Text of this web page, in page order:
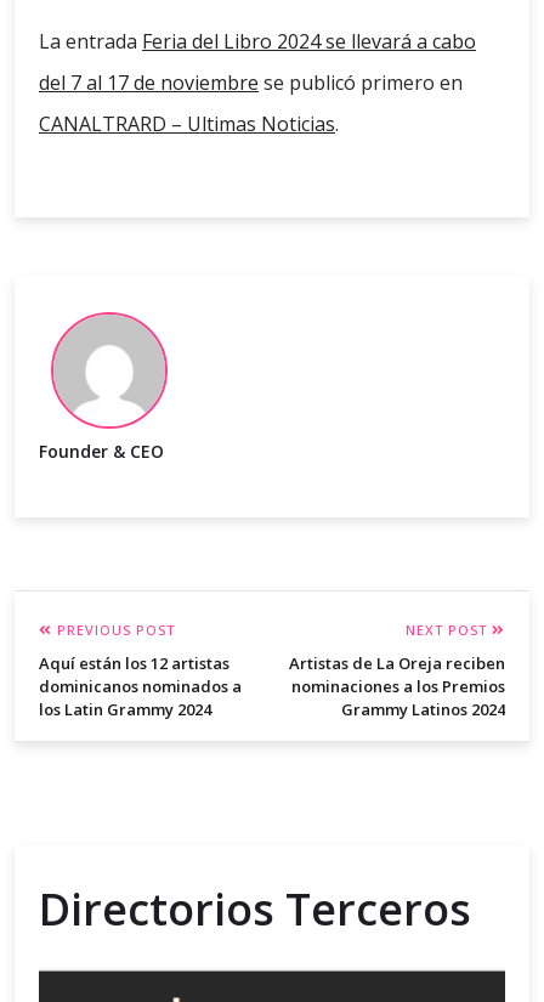
La entrada Feria del Libro 2024 se llevará a cabo
del 7 al 17 de noviembre se publicó primero en
CANALTRARD – Ultimas Noticias.
Founder & CEO
PREVIOUS POST
Aquí están los 12 artistas
dominicanos nominados a
los Latin Grammy 2024
NEXT POST
Artistas de La Oreja reciben
nominaciones a los Premios
Grammy Latinos 2024
Directorios Terceros